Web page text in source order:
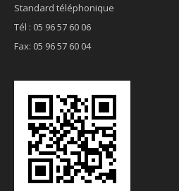
Standard téléphonique
Tél : 05 96 57 60 06
Fax: 05 96 57 60 04